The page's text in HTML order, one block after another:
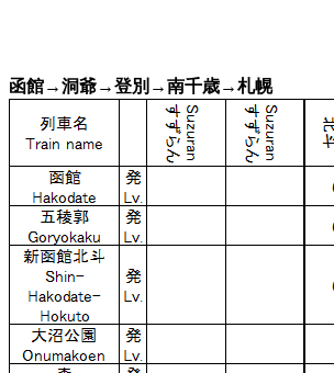
函館→洞爺→登別→南千歳→札幌